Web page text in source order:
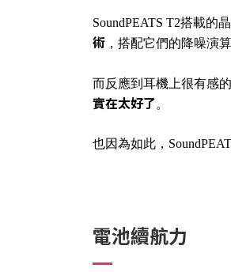
SoundPEATS T2搭載的
術 ，搭配它們的降噪演
而反應到耳機上很有感
實在太好了。
也因為如此，
電池續航力